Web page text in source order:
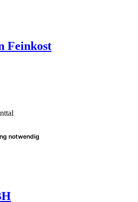
Feinkost
notwendig